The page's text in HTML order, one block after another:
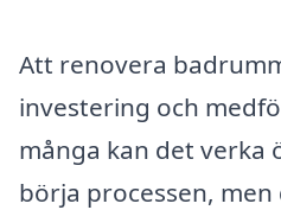
Att renovera
investering och
många kan det verka
börja processen,